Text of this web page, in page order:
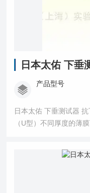
日本太佑 下垂
产品型号
日本太佑 下垂测试器 抗下垂测试仪 五种（BOX型）和十一种
（U型）不同厚度的薄